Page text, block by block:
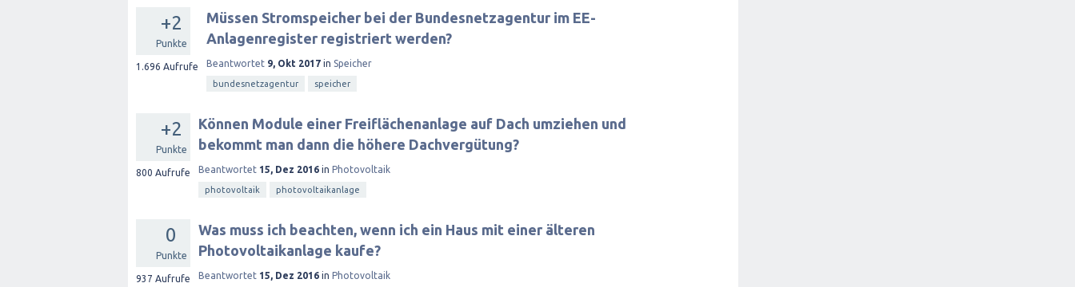
+2
Punkte
1.696 Aufrufe
Müssen Stromspeicher bei der Bundesnetzagentur im EE-
Anlagenregister registriert werden?
Beantwortet 9, Okt 2017 in Speicher
bundesnetzagentur speicher
+2
Punkte
800 Aufrufe
Können Module einer Freiflächenanlage auf Dach umziehen und
bekommt man dann die höhere Dachvergütung?
Beantwortet 15, Dez 2016 in Photovoltaik
photovoltaik photovoltaikanlage
0
Punkte
937 Aufrufe
Was muss ich beachten, wenn ich ein Haus mit einer älteren
Photovoltaikanlage kaufe?
Beantwortet 15, Dez 2016 in Photovoltaik